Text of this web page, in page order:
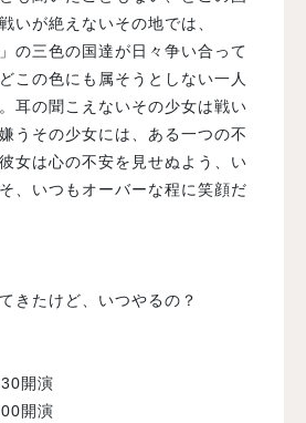
いが絶えないその地では、
の三色の国達が日々争い合って
この色にも属そうとしない一人
耳の聞こえないその少女は戦い
うその少女には、ある一つの不
女は心の不安を見せぬよう、い
、いつもオーバーな程に笑顔だ
きたけど、いつやるの？
開演
開演